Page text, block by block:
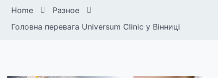
Home
Разное
Головна перевага Universum Clinic у Вінниці